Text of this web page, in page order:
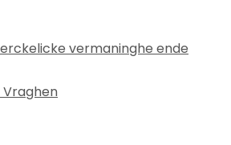
vermaninghe ende